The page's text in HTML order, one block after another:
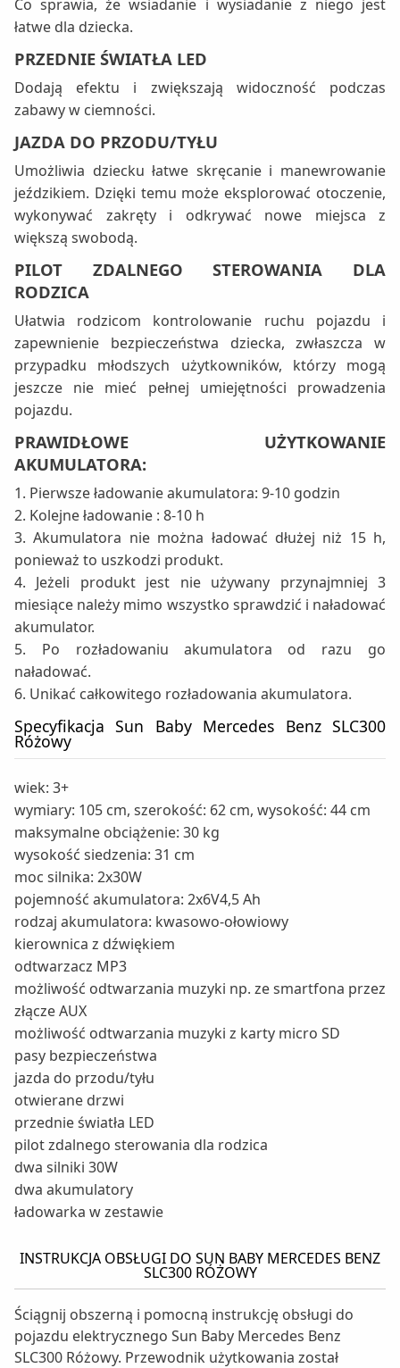
Co sprawia, że wsiadanie i wysiadanie z niego jest
łatwe dla dziecka.
PRZEDNIE ŚWIATŁA LED
Dodają efektu i zwiększają widoczność podczas
zabawy w ciemności.
JAZDA DO PRZODU/TYŁU
Umożliwia dziecku łatwe skręcanie i manewrowanie
jeździkiem. Dzięki temu może eksplorować otoczenie,
wykonywać zakręty i odkrywać nowe miejsca z
większą swobodą.
PILOT ZDALNEGO STEROWANIA DLA
RODZICA
Ułatwia rodzicom kontrolowanie ruchu pojazdu i
zapewnienie bezpieczeństwa dziecka, zwłaszcza w
przypadku młodszych użytkowników, którzy mogą
jeszcze nie mieć pełnej umiejętności prowadzenia
pojazdu.
PRAWIDŁOWE UŻYTKOWANIE
AKUMULATORA:
1. Pierwsze ładowanie akumulatora: 9-10 godzin
2. Kolejne ładowanie : 8-10 h
3. Akumulatora nie można ładować dłużej niż 15 h,
ponieważ to uszkodzi produkt.
4. Jeżeli produkt jest nie używany przynajmniej 3
miesiące należy mimo wszystko sprawdzić i naładować
akumulator.
5. Po rozładowaniu akumulatora od razu go
naładować.
6. Unikać całkowitego rozładowania akumulatora.
Specyfikacja Sun Baby Mercedes Benz SLC300
Różowy
wiek: 3+
wymiary: 105 cm, szerokość: 62 cm, wysokość: 44 cm
maksymalne obciążenie: 30 kg
wysokość siedzenia: 31 cm
moc silnika: 2x30W
pojemność akumulatora: 2x6V4,5 Ah
rodzaj akumulatora: kwasowo-ołowiowy
kierownica z dźwiękiem
odtwarzacz MP3
możliwość odtwarzania muzyki np. ze smartfona przez
złącze AUX
możliwość odtwarzania muzyki z karty micro SD
pasy bezpieczeństwa
jazda do przodu/tyłu
otwierane drzwi
przednie światła LED
pilot zdalnego sterowania dla rodzica
dwa silniki 30W
dwa akumulatory
ładowarka w zestawie
INSTRUKCJA OBSŁUGI DO SUN BABY MERCEDES BENZ
SLC300 RÓŻOWY
Ściągnij obszerną i pomocną instrukcję obsługi do
pojazdu elektrycznego Sun Baby Mercedes Benz
SLC300 Różowy. Przewodnik użytkowania został